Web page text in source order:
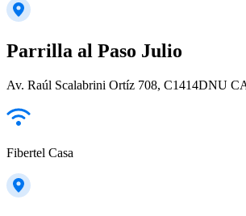
Parrilla al Paso Julio
Av. Raúl Scalabrini Ortíz 708, C1414DNU
Fibertel Casa